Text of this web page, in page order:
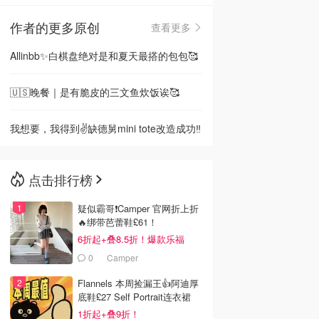
🇳🇿新西兰
作者的更多原创
查看更多
Allinbb✨白棋盘绝对是和夏天最搭的包包🥰
🇺🇸晚餐｜是有脆皮的三文鱼炊饭诶🥰
我想要，我得到✌️缺德舅mini tote改造成功‼️
点击排行榜
疑似霸哥❗️Camper 官网折上折
🔥绑带芭蕾鞋£61！
6折起+叠8.5折！爆款乐福
£68！
0 Camper
Flannels 本周捡漏王👍阿迪厚
底鞋£27 Self Portrait连衣裙
£63
1折起+叠9折！